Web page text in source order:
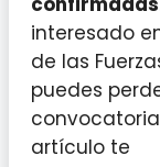
interesado
de las
puedes
artículo te